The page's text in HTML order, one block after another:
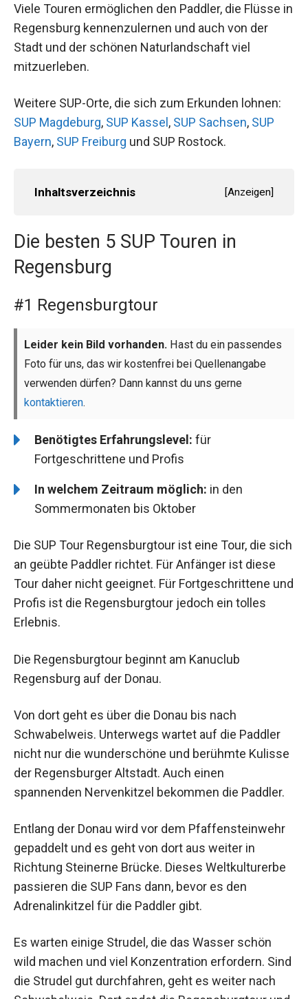
Viele Touren ermöglichen den Paddler, die Flüsse in
Regensburg kennenzulernen und auch von der
Stadt und der schönen Naturlandschaft viel
mitzuerleben.
Weitere SUP-Orte, die sich zum Erkunden lohnen:
SUP Magdeburg, SUP Kassel , SUP Sachsen, SUP
Bayern, SUP Freiburg und SUP Rostock.
Inhaltsverzeichnis [Anzeigen]
Die besten 5 SUP Touren in
Regensburg
#1 Regensburgtour
Leider kein Bild vorhanden. Hast du ein passendes
Foto für uns, das wir kostenfrei bei Quellenangabe
verwenden dürfen? Dann kannst du uns gerne
kontaktieren.
Benötigtes Erfahrungslevel: für
Fortgeschrittene und Profis
In welchem Zeitraum möglich: in den
Sommermonaten bis Oktober
Die SUP Tour Regensburgtour ist eine Tour, die sich
an geübte Paddler richtet. Für Anfänger ist diese
Tour daher nicht geeignet. Für Fortgeschrittene und
Profis ist die Regensburgtour jedoch ein tolles
Erlebnis.
Die Regensburgtour beginnt am Kanuclub
Regensburg auf der Donau.
Von dort geht es über die Donau bis nach
Schwabelweis. Unterwegs wartet auf die Paddler
nicht nur die wunderschöne und berühmte Kulisse
der Regensburger Altstadt. Auch einen
spannenden Nervenkitzel bekommen die Paddler.
Entlang der Donau wird vor dem Pfaffensteinwehr
gepaddelt und es geht von dort aus weiter in
Richtung Steinerne Brücke. Dieses Weltkulturerbe
passieren die SUP Fans dann, bevor es den
Adrenalinkitzel für die Paddler gibt.
Es warten einige Strudel, die das Wasser schön
wild machen und viel Konzentration erfordern. Sind
die Strudel gut durchfahren, geht es weiter nach